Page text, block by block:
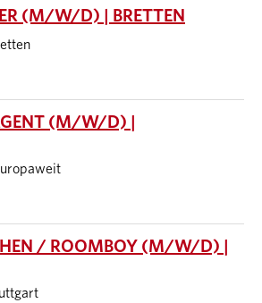
(M/W/D) | BRETTEN
(M/W/D) |
/ ROOMBOY (M/W/D) |